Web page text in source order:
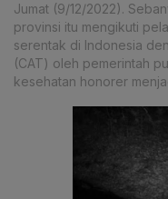
Jumat (9/12/2022).
provinsi itu mengikuti
serentak di Indonesia
(CAT) oleh pemerintah
kesehatan honorer